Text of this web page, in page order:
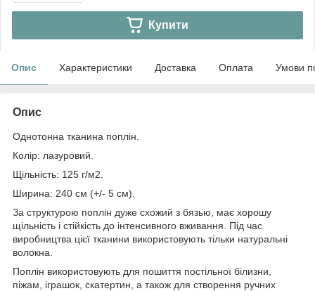
Купити
Опис Характеристики Доставка Оплата Умови
Опис
Однотонна тканина поплін.
Колір: лазуровий.
Щільність: 125 г/м2.
Ширина: 240 см (+/- 5 см).
За структурою поплін дуже схожий з бязью, має хорошу
щільність і стійкість до інтенсивного вживання. Під час
виробництва цієї тканини використовують тільки натуральні
волокна.
Поплін використовують для пошиття постільної білизни,
піжам, іграшок, скатертин, а також для створення ручних